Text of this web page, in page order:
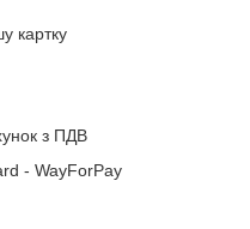
картку
з ПДВ
- WayForPay